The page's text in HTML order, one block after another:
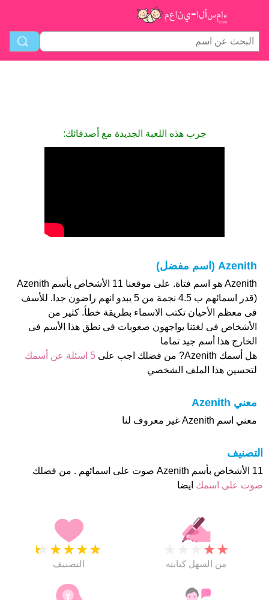
جرب هذه اللعبة الجديدة مع أصدقائك:
Azenith (اسم مفضل)
Azenith هو اسم فتاة. على موقعنا 11 الأشخاص بأسم Azenith
(قدر اسمائهم ب 4.5 نجمة من 5 يبدو انهم راضون جدا. للأسف
فى معظم الأحيان تكتب الاسماء بطريقة خطأ. كثير من
الأشخاص فى لغتنا يواجهون صعوبات فى نطق هذا الأسم فى
الخارج هذا أسم جيد تماما
هل أسمك Azenith? من فضلك اجب على
5 اسئلة عن أسمك
لتحسين هذا الملف الشخصي
معني Azenith
معني اسم Azenith غير معروف لنا
التصنيف
11 الأشخاص بأسم Azenith صوت على اسمائهم . من فضلك
صوت على اسمك ايضا
★
★
★
★
★
التصنيف
★
★
من السهل كتابته